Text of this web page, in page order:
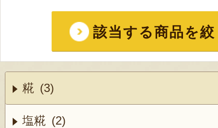
該当する商品を
糀 (3)
塩糀 (2)